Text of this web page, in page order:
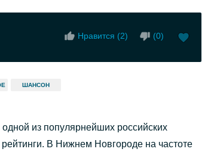
Нравится (2) (0)
ШАНСОН
из популярнейших российских
В Нижнем Новгороде на частоте